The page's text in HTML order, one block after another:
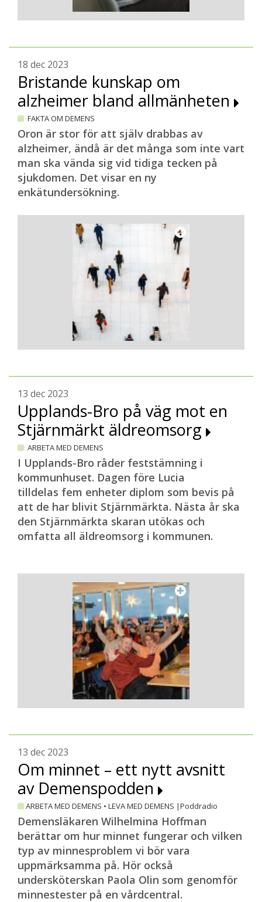
18 dec 2023
Bristande kunskap om
alzheimer bland allmänheten
FAKTA OM DEMENS
Oron är stor för att själv drabbas av
alzheimer, ändå är det många som inte vart
man ska vända sig vid tidiga tecken på
sjukdomen. Det visar en ny
enkätundersökning.
13 dec 2023
Upplands-Bro på väg mot en
Stjärnmärkt äldreomsorg
ARBETA MED DEMENS
I Upplands-Bro råder feststämning i
kommunhuset. Dagen före Lucia
tilldelas fem enheter diplom som bevis på
att de har blivit Stjärnmärkta. Nästa år ska
den Stjärnmärkta skaran utökas och
omfatta all äldreomsorg i kommunen.
13 dec 2023
Om minnet – ett nytt avsnitt
av Demenspodden
ARBETA MED DEMENS • LEVA MED DEMENS |Poddradio
Demensläkaren Wilhelmina Hoffman
berättar om hur minnet fungerar och vilken
typ av minnesproblem vi bör vara
uppmärksamma på. Hör också
undersköterskan Paola Olin som genomför
minnestester på en vårdcentral.